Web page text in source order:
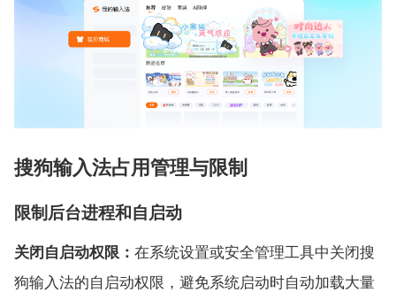
搜狗输入法占用管理与限制
限制后台进程和自启动
关闭自启动权限： 在系统设置或安全管理工具中关闭搜
狗输入法的自启动权限，避免系统启动时自动加载大量